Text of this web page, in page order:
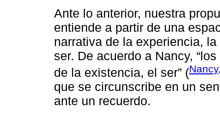
Ante lo anterior, nuestra
entiende a partir de una
narrativa de la experiencia,
ser. De acuerdo a Nancy,
de la existencia, el ser” (
que se circunscribe en un
ante un recuerdo.